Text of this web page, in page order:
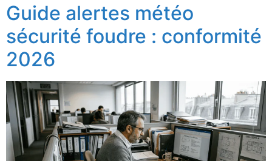
Guide alertes météo
sécurité foudre : conformité
2026